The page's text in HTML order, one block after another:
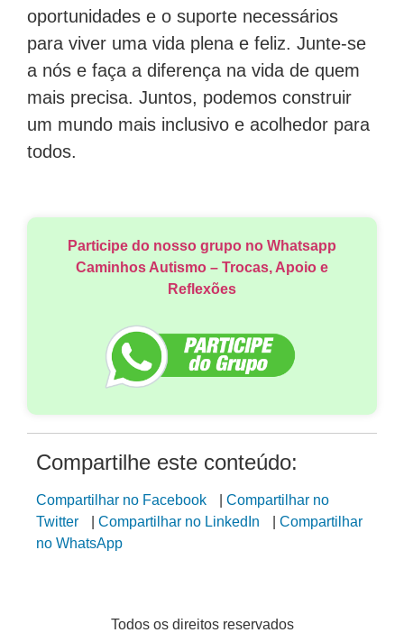
oportunidades e o suporte necessários
para viver uma vida plena e feliz. Junte-se
a nós e faça a diferença na vida de quem
mais precisa. Juntos, podemos construir
um mundo mais inclusivo e acolhedor para
todos.
Participe do nosso grupo no Whatsapp
Caminhos Autismo – Trocas, Apoio e
Reflexões
Compartilhe este conteúdo:
Compartilhar no Facebook
Compartilhar no
Twitter
Compartilhar no LinkedIn
Compartilhar
no WhatsApp
Todos os direitos reservados